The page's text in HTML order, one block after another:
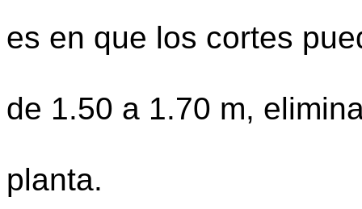
es en que los cortes
de 1.50 a 1.70 m,
planta.